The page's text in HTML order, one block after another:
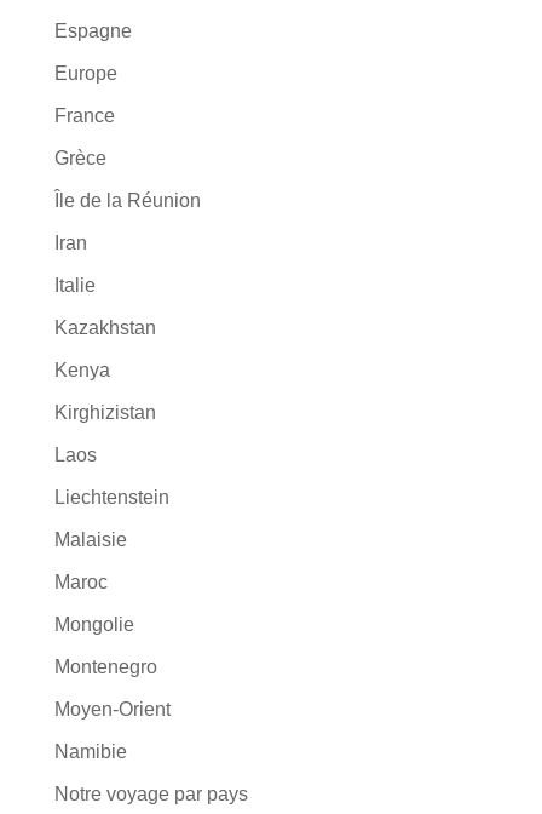
Espagne
Europe
France
Grèce
Île de la Réunion
Iran
Italie
Kazakhstan
Kenya
Kirghizistan
Laos
Liechtenstein
Malaisie
Maroc
Mongolie
Montenegro
Moyen-Orient
Namibie
Notre voyage par pays